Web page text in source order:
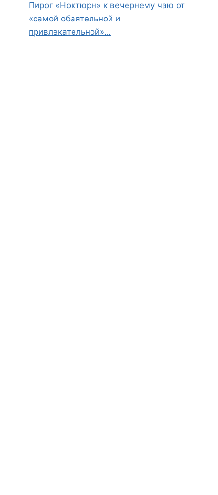
Пирог «Ноктюрн» к вечернему чаю от
«самой обаятельной и
привлекательной»…